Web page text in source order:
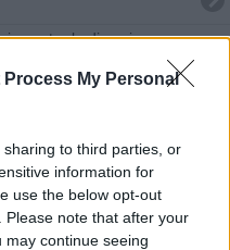
Process My Personal
to third parties, or
information for
use the below opt-out
note that after your
continue seeing
contro la discarica
pompieri in azione
etruschi
ed economia